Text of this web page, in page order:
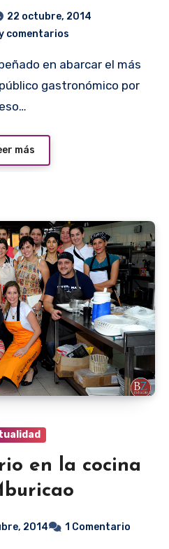
22 octubre, 2014
comentarios
gastronómico por
eso…
más
en la cocina
2014 1 Comentario